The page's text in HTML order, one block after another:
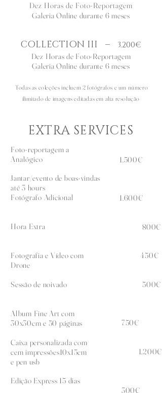
Dez Horas de Foto-Reportagem
Galeria Online durante 6 meses
COLLECTION III – 3.200€
Dez Horas de Foto-Reportagem
Galeria Online durante 6 meses
Todas as coleções incluem 2 fotógrafos e um número
ilimitado de imagens editadas em alta resolução
1.500€
1.600€
800€
450€
500€
750€
1.200€
300€
EXTRA SERVICES
Foto-reportagem a
Analógico
Jantar/evento de boas-vindas
até 3 hours
Fotógrafo Adicional
Hora Extra
Fotografia e Vídeo com
Drone
Sessão de noivado
Album Fine Art com
30x30cm e 50 páginas
Caixa personalizada com
cem impressões10x15cm
e pen usb
Edição Express 15 dias